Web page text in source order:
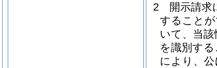
2
開示請求
すること
いて、当
を識別す
により、